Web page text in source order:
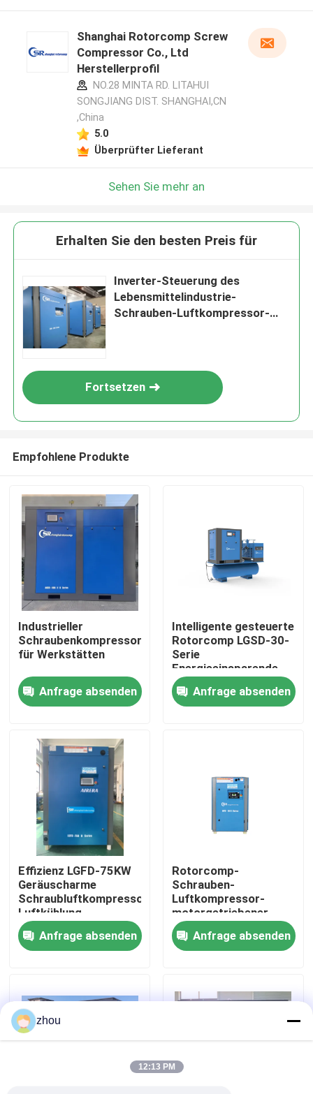
Haus
Videos
Über uns
Fabrik-Ausflug
Qualitätskontrolle
Treten Sie mit uns in Verbindung
Nachrichten
Fälle
Shanghai Rotorcomp Screw
Compressor Co., Ltd
Herstellerprofil
NO.28 MINTA RD. LITAHUI
SONGJIANG DIST. SHANGHAI,CN
,China
5.0
Überprüfter Lieferant
Sehen Sie mehr an
Erhalten Sie den besten Preis für
Inverter-Steuerung des
Lebensmittelindustrie-
Schrauben-Luftkompressor-
Fortsetzen
Empfohlene Produkte
Industrieller
Schraubenkompressor
für Werkstätten
Anfrage absenden
Intelligente gesteuerte
Rotorcomp LGSD-30-
Serie
Energieeinsparende
Anfrage absenden
Effizienz LGFD-75KW
Geräuscharme
Schraubluftkompressor
Luftkühlung
Anfrage absenden
Rotorcomp-
Schrauben-
Luftkompressor-
motorgetriebener
Luftkompressor für
geschmiertes Öl
Anfrage absenden
zhou
12:13 PM